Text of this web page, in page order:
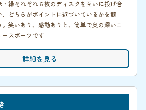
・緑それぞれ６枚のディスクを互いに投げ合
、どちらがポイントに近づいているかを競
。笑いあり、感動ありと、簡単で奥の深いニ
ースポーツです
詳細を見る